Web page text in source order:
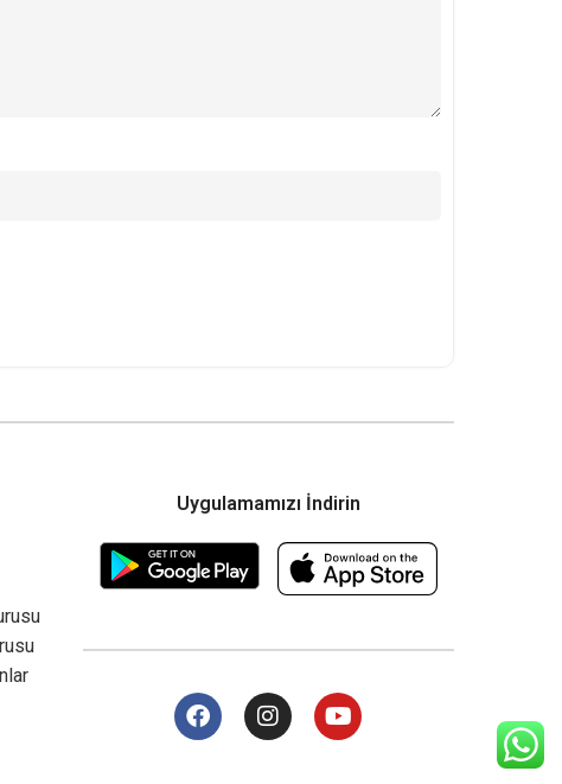
Uygulamamızı İndirin